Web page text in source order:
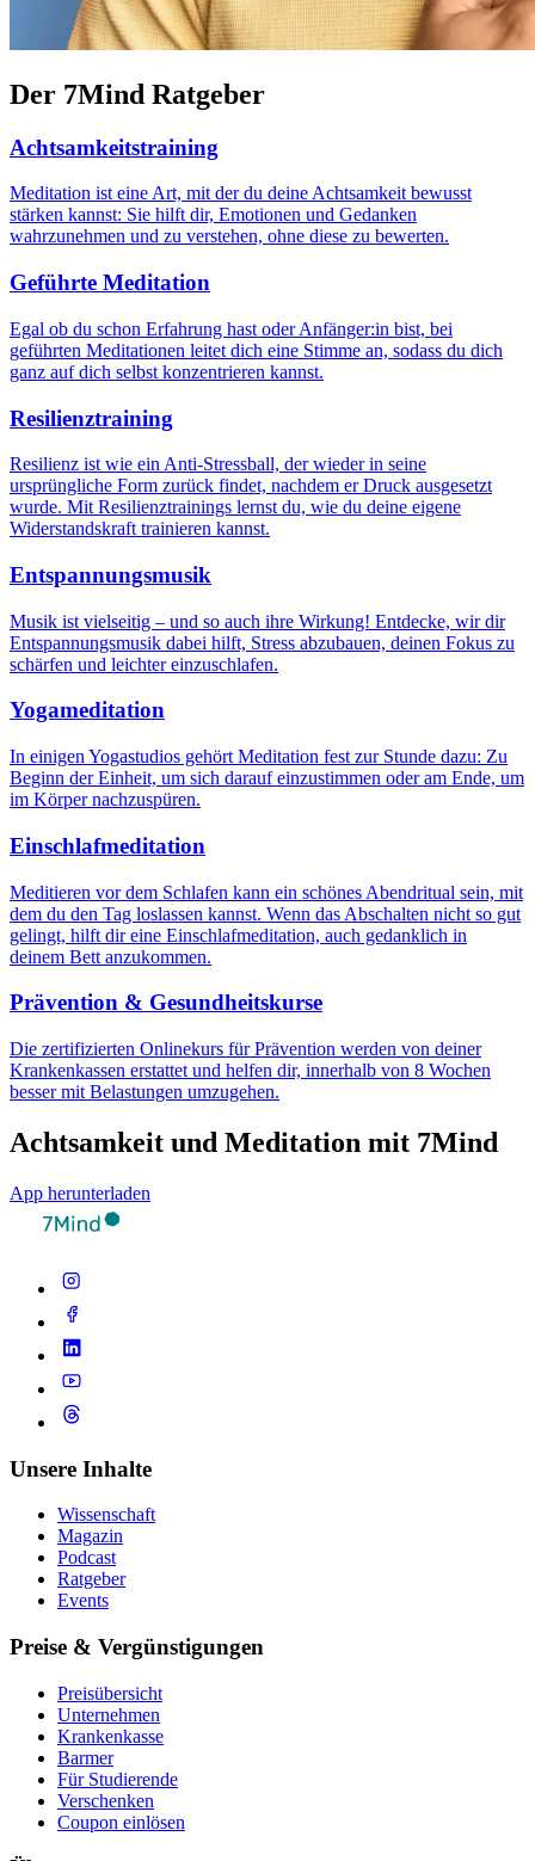
Der 7Mind Ratgeber
Achtsamkeitstraining
Meditation ist eine Art, mit der du deine Achtsamkeit bewusst
stärken kannst: Sie hilft dir, Emotionen und Gedanken
wahrzunehmen und zu verstehen, ohne diese zu bewerten.
Geführte Meditation
Egal ob du schon Erfahrung hast oder Anfänger:in bist, bei
geführten Meditationen leitet dich eine Stimme an, sodass du dich
ganz auf dich selbst konzentrieren kannst.
Resilienztraining
Resilienz ist wie ein Anti-Stressball, der wieder in seine
ursprüngliche Form zurück findet, nachdem er Druck ausgesetzt
wurde. Mit Resilienztrainings lernst du, wie du deine eigene
Widerstandskraft trainieren kannst.
Entspannungsmusik
Musik ist vielseitig – und so auch ihre Wirkung! Entdecke, wir dir
Entspannungsmusik dabei hilft, Stress abzubauen, deinen Fokus zu
schärfen und leichter einzuschlafen.
Yogameditation
In einigen Yogastudios gehört Meditation fest zur Stunde dazu: Zu
Beginn der Einheit, um sich darauf einzustimmen oder am Ende, um
im Körper nachzuspüren.
Einschlafmeditation
Meditieren vor dem Schlafen kann ein schönes Abendritual sein, mit
dem du den Tag loslassen kannst. Wenn das Abschalten nicht so gut
gelingt, hilft dir eine Einschlafmeditation, auch gedanklich in
deinem Bett anzukommen.
Prävention & Gesundheitskurse
Die zertifizierten Onlinekurs für Prävention werden von deiner
Krankenkassen erstattet und helfen dir, innerhalb von 8 Wochen
besser mit Belastungen umzugehen.
Achtsamkeit und Meditation mit 7Mind
App herunterladen
Unsere Inhalte
Wissenschaft
Magazin
Podcast
Ratgeber
Events
Preise & Vergünstigungen
Preisübersicht
Unternehmen
Krankenkasse
Barmer
Für Studierende
Ver­schen­ken
Coupon einlösen